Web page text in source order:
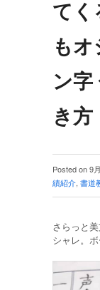
てく
も
ン字
き方
Posted on 9
績紹介, 書道
さらっと
シャレ。